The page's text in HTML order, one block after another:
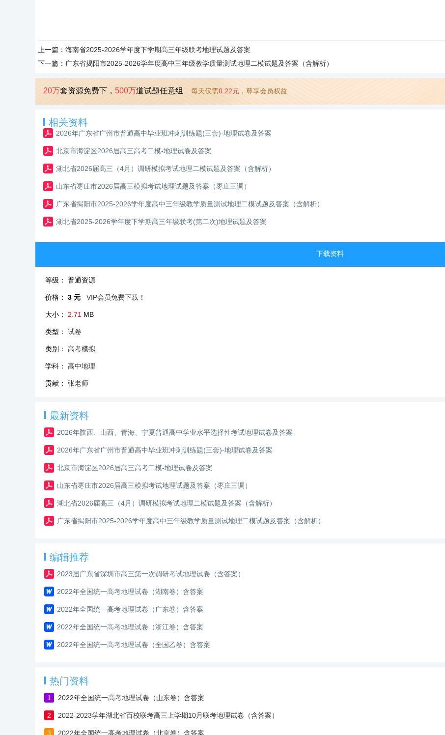
上一篇： 海南省2025-2026学年度下学期高三年级联考地理试题及答案
下一篇： 广东省揭阳市2025-2026学年度高中三年级教学质量测试地理二模试题及答案（含解析）
20万套资源免费下， 500万道试题任意组 每天仅需0.22元 ，尊享会员权益
相关资料
2026年广东省广州市普通高中毕业班冲刺训练题(三套)-地理试卷及答案
北京市海淀区2026届高三高考二模-地理试卷及答案
湖北省2026届高三（4月）调研模拟考试地理二模试题及答案（含解析）
山东省枣庄市2026届高三模拟考试地理试题及答案（枣庄三调）
广东省揭阳市2025-2026学年度高中三年级教学质量测试地理二模试题及答案（含解析）
湖北省2025-2026学年度下学期高三年级联考(第二次)地理试题及答案
下载资料
等级： 普通资源
价格： 3 元 VIP会员免费下载！
大小： 2.71 MB
类型： 试卷
类别： 高考模拟
学科： 高中地理
贡献： 张老师
最新资料
2026年陕西、山西、青海、宁夏普通高中学业水平选择性考试地理试卷及答案
2026年广东省广州市普通高中毕业班冲刺训练题(三套)-地理试卷及答案
北京市海淀区2026届高三高考二模-地理试卷及答案
山东省枣庄市2026届高三模拟考试地理试题及答案（枣庄三调）
湖北省2026届高三（4月）调研模拟考试地理二模试题及答案（含解析）
广东省揭阳市2025-2026学年度高中三年级教学质量测试地理二模试题及答案（含解析）
编辑推荐
2023届广东省深圳市高三第一次调研考试地理试卷（含答案）
2022年全国统一高考地理试卷（湖南卷）含答案
2022年全国统一高考地理试卷（广东卷）含答案
2022年全国统一高考地理试卷（浙江卷）含答案
2022年全国统一高考地理试卷（全国乙卷）含答案
热门资料
1 2022年全国统一高考地理试卷（山东卷）含答案
2 2022-2023学年湖北省百校联考高三上学期10月联考地理试卷（含答案）
3 2022年全国统一高考地理试卷（北京卷）含答案